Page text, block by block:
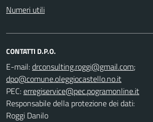
Numeri utili
CONTATTI D.P.O.
E-mail:
;
PEC:
Responsabile della protezione dei dati:
Roggi Danilo